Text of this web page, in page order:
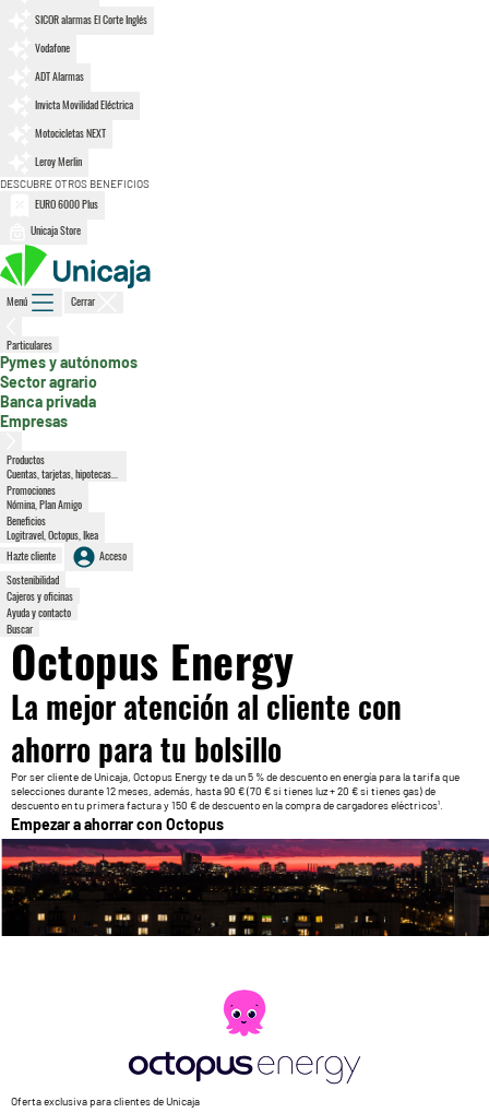
SICOR alarmas El Corte Inglés
Vodafone
ADT Alarmas
Invicta Movilidad Eléctrica
Motocicletas NEXT
Leroy Merlin
DESCUBRE OTROS BENEFICIOS
EURO 6000 Plus
Unicaja Store
Menú Cerrar
Particulares
Pymes y autónomos
Sector agrario
Banca privada
Empresas
Productos
Cuentas, tarjetas, hipotecas...
Promociones
Nómina, Plan Amigo
Beneficios
Logitravel, Octopus, Ikea
Hazte cliente
Acceso
Sostenibilidad
Cajeros y oficinas
Ayuda y contacto
Buscar
Octopus Energy
La mejor atención al cliente con
ahorro para tu bolsillo
Por ser cliente de Unicaja, Octopus Energy te da un 5 % de descuento en energía para la tarifa que
selecciones durante 12 meses, además, hasta 90 € (70 € si tienes luz + 20 € si tienes gas) de
descuento en tu primera factura y 150 € de descuento en la compra de cargadores eléctricos¹.
Empezar a ahorrar con Octopus
Oferta exclusiva para clientes de Unicaja